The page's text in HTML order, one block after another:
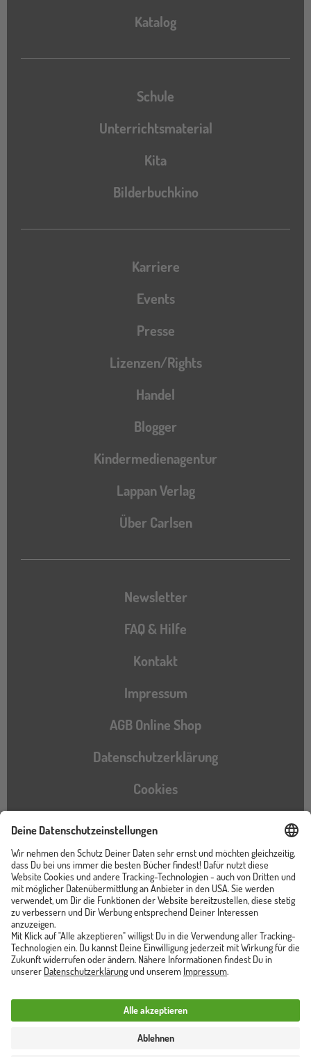
Katalog
Katalog
Schule
Unterrichtsmaterial
Kita
Bilderbuchkino
Karriere
Events
Presse
Lizenzen/Rights
Handel
Blogger
Kindermedienagentur
Lappan Verlag
Über Carlsen
Newsletter
FAQ & Hilfe
Kontakt
Impressum
AGB Online Shop
Datenschutzerklärung
Cookies
Barrierefreiheitserklärung
Instagram
TikTokPinterestYouTubeFacebook
Unser Shop ist von
Trusted Shops zertifiziert